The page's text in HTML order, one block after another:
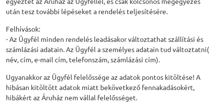
után tesz további lépéseket a rendelés teljesítésére.
Felhívások:
- Az Ügyfél minden rendelés leadásakor változtathat szállítási és
számlázási adatain. Az Ügyfél a személyes adatain tud változtatni(
név, cím, e-mail cím, telefonszám, számlázási cím).
Ugyanakkor az Ügyfél felelőssége az adatok pontos kitöltése! A
hibásan kitöltött adatok miatt bekövetkező fennakadásokért,
hibákért az Áruház nem vállal felelősséget.